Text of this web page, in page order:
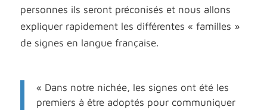
personnes ils seront préconisés et nous allons
expliquer rapidement les différentes « familles »
de signes en langue française.
« Dans notre nichée, les signes ont été les
premiers à être adoptés pour communiquer